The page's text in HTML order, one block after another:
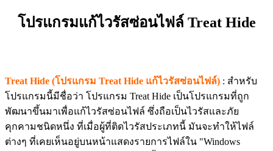
โปรแกรมแก้ไวรัสซ่อนไฟล์ Treat Hide
Treat Hide (โปรแกรม Treat Hide แก้ไวรัสซ่อนไฟล์) : สำหรับ
โปรแกรมนี้มีชื่อว่า โปรแกรม Treat Hide เป็นโปรแกรมที่ถูก
พัฒนาขึ้นมาเพื่อแก้ไวรัสซ่อนไฟล์ ซึ่งถือเป็นไวรัสและภัย
คุกคามชนิดหนึ่ง ที่เมื่อผู้ที่ติดไวรัสประเภทนี้ มันจะทำให้ไฟล์
ต่างๆ ที่เคยเห็นอยู่บนหน้าแสดงรายการไฟล์ใน "Windows